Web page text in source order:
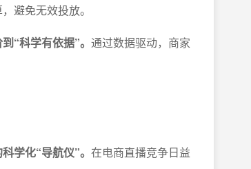
避免无效投放。
“科学有依据”。 通过数据驱动，商家
学化“导航仪”。 在电商直播竞争日益